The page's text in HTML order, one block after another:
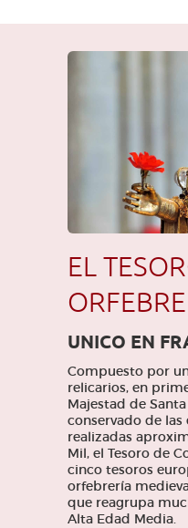
EL
UNICO EN
Compuesto por
relicarios, en
Majestad de
conservado de
realizadas
Mil, el Tesoro de
cinco tesoros
orfebrería
que reagrupa
Alta Edad Media.